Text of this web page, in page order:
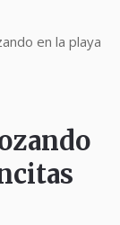
en la playa